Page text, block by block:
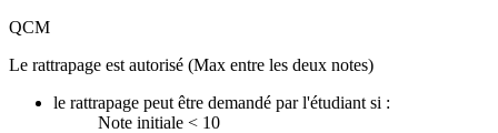
QCM
Le rattrapage est autorisé (Max entre les deux notes)
le rattrapage peut être demandé par l'étudiant si :
Note initiale < 10